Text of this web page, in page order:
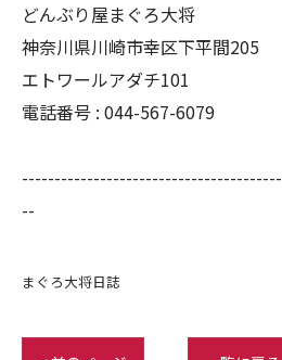
どんぶり屋まぐろ大将
神奈川県川崎市幸区下平間205
エトワールアダチ101
電話番号 : 044-567-6079
--
まぐろ大将日誌